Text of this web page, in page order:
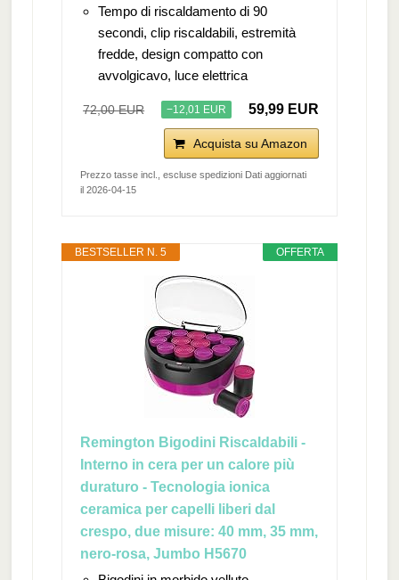
Tempo di riscaldamento di 90
secondi, clip riscaldabili, estremità
fredde, design compatto con
avvolgicavo, luce elettrica
72,00 EUR −12,01 EUR 59,99 EUR
Acquista su Amazon
Prezzo tasse incl., escluse spedizioni Dati aggiornati
il 2026-04-15
OFFERTA
BESTSELLER N. 5
Remington Bigodini Riscaldabili -
Interno in cera per un calore più
duraturo - Tecnologia ionica
ceramica per capelli liberi dal
crespo, due misure: 40 mm, 35 mm,
nero-rosa, Jumbo H5670